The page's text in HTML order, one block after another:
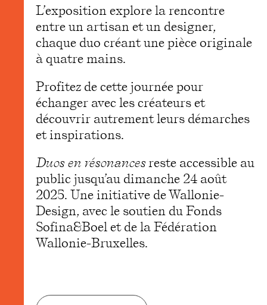
L’exposition explore la rencontre
entre un artisan et un designer,
chaque duo créant une pièce originale
à quatre mains.
Profitez de cette journée pour
échanger avec les créateurs et
découvrir autrement leurs démarches
et inspirations.
Duos en résonancesreste accessible au
public jusqu’au dimanche 24 août
2025. Une initiative de Wallonie-
Design, avec le soutien du Fonds
Sofina&Boel et de la Fédération
Wallonie-Bruxelles.